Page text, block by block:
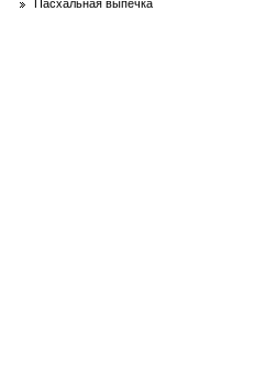
Пасхальная выпечка